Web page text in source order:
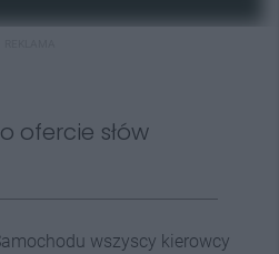
ofercie słów
wszyscy kierowcy